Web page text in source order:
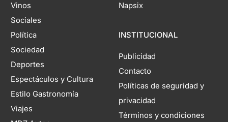
Vinos
Sociales
Política
Sociedad
Deportes
Espectáculos y Cultura
Estilo Gastronomía
Viajes
Napsix
INSTITUCIONAL
Publicidad
Contacto
Políticas de seguridad y
privacidad
Términos y condiciones